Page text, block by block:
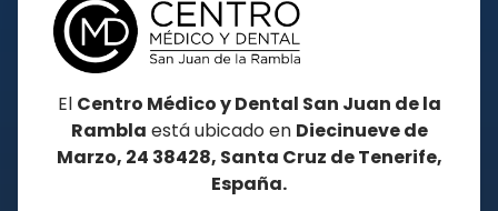
El Centro Médico y Dental San Juan de la
Rambla está ubicado en Diecinueve de
Marzo, 24 38428, Santa Cruz de Tenerife,
España.